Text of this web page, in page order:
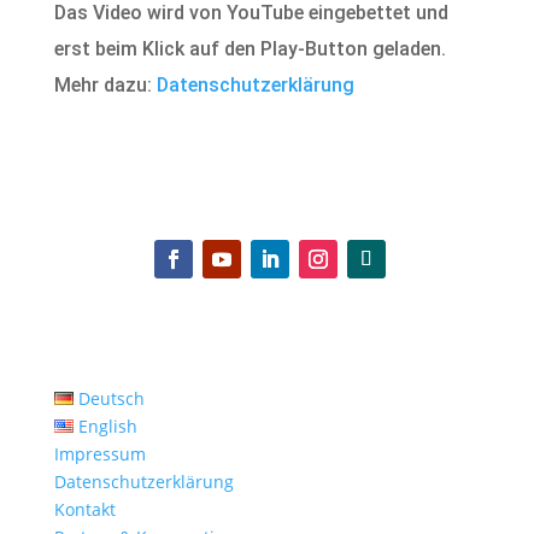
Das Video wird von YouTube eingebettet und
erst beim Klick auf den Play-Button geladen.
Mehr dazu: Datenschutzerklärung
Deutsch
English
Impressum
Datenschutzerklärung
Kontakt